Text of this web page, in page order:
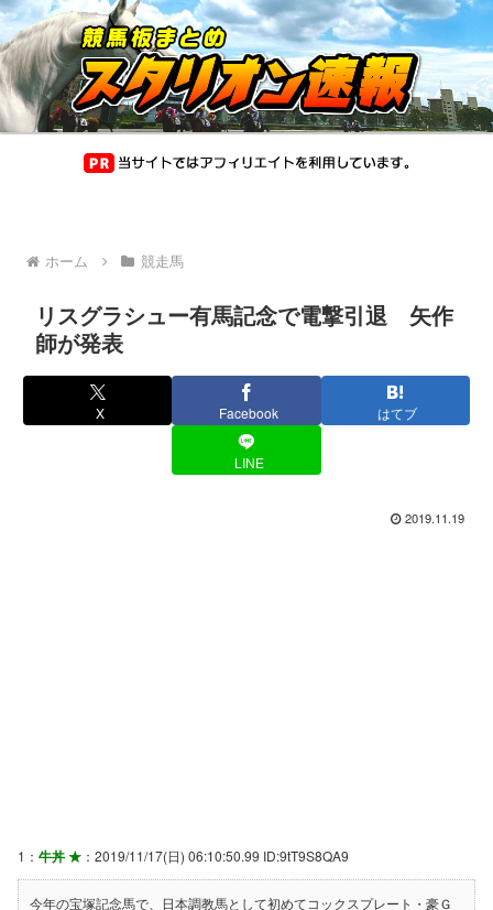
ホーム 競走馬
リスグラシュー有馬記念で電撃引退 矢作
師が発表
X Facebook はてブ
LINE
2019.11.19
1： 牛丼 ★ ：2019/11/17(日) 06:10:50.99 ID:9tT9S8QA9
今年の宝塚記念馬で、日本調教馬として初めてコックスプレート・豪Ｇ